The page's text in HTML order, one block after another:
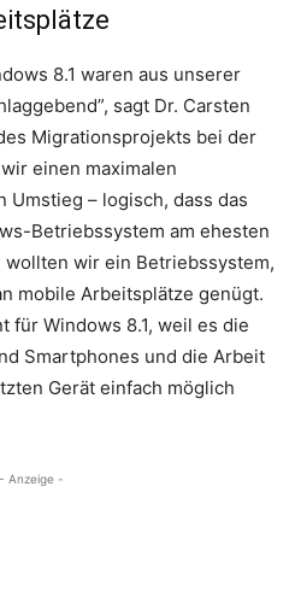
8.1 waren aus unserer
sagt Dr. Carsten
Migrationsprojekts bei der
einen maximalen
– logisch, dass das
Betriebssystem am ehesten
wollten wir ein Betriebssystem,
mobile Arbeitsplätze genügt.
für Windows 8.1, weil es die
Smartphones und die Arbeit
Gerät einfach möglich
- Anzeige -